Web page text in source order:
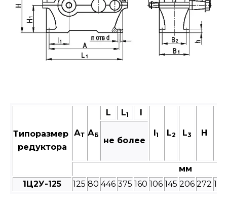
Типоразмер
редуктора
АТ АБ
L L1 I
I1 L2 L3 Н
не более
мм
1Ц2У-125
125 80 446 375 160 106 145 206 272 132